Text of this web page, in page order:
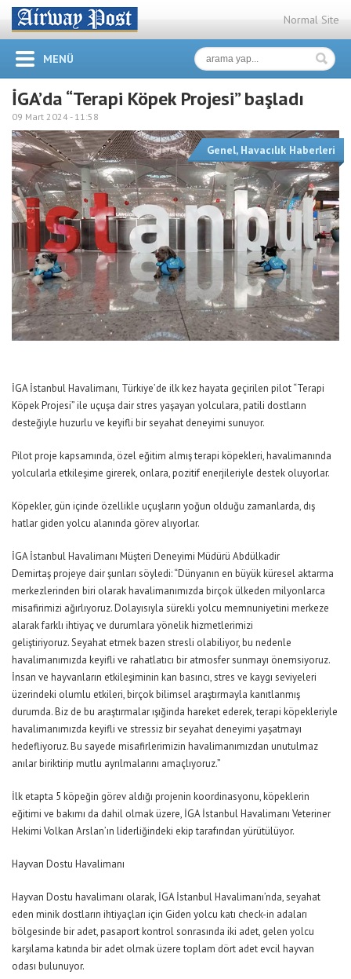
Normal Site
MENÜ
İGA’da “Terapi Köpek Projesi” başladı
09 Mart 2024 - 11:58
Genel, Havacılık Haberleri
İGA İstanbul Havalimanı, Türkiye’de ilk kez hayata geçirilen pilot “Terapi
Köpek Projesi” ile uçuşa dair stres yaşayan yolculara, patili dostların
desteğiyle huzurlu ve keyifli bir seyahat deneyimi sunuyor.
Pilot proje kapsamında, özel eğitim almış terapi köpekleri, havalimanında
yolcularla etkileşime girerek, onlara, pozitif enerjileriyle destek oluyorlar.
Köpekler, gün içinde özellikle uçuşların yoğun olduğu zamanlarda, dış
hatlar giden yolcu alanında görev alıyorlar.
İGA İstanbul Havalimanı Müşteri Deneyimi Müdürü Abdülkadir
Demirtaş projeye dair şunları söyledi:“Dünyanın en büyük küresel aktarma
merkezlerinden biri olarak havalimanımızda birçok ülkeden milyonlarca
misafirimizi ağırlıyoruz. Dolayısıyla sürekli yolcu memnuniyetini merkeze
alarak farklı ihtiyaç ve durumlara yönelik hizmetlerimizi
geliştiriyoruz. Seyahat etmek bazen stresli olabiliyor, bu nedenle
havalimanımızda keyifli ve rahatlatıcı bir atmosfer sunmayı önemsiyoruz.
İnsan ve hayvanların etkileşiminin kan basıncı, stres ve kaygı seviyeleri
üzerindeki olumlu etkileri, birçok bilimsel araştırmayla kanıtlanmış
durumda. Biz de bu araştırmalar ışığinda hareket ederek, terapi köpekleriyle
havalimanımızda keyifli ve stressiz bir seyahat deneyimi yaşatmayı
hedefliyoruz. Bu sayede misafirlerimizin havalimanımızdan unutulmaz
anılar biriktirip mutlu ayrılmalarını amaçlıyoruz.”
İlk etapta 5 köpeğin görev aldığı projenin koordinasyonu, köpeklerin
eğitimi ve bakımı da dahil olmak üzere, İGA İstanbul Havalimanı Veteriner
Hekimi Volkan Arslan’ın liderliğindeki ekip tarafından yürütülüyor.
Hayvan Dostu Havalimanı
Hayvan Dostu havalimanı olarak, İGA İstanbul Havalimanı’nda, seyahat
eden minik dostların ihtiyaçları için Giden yolcu katı check-in adaları
bölgesinde bir adet, pasaport kontrol sonrasında iki adet, gelen yolcu
karşılama katında bir adet olmak üzere toplam dört adet evcil hayvan
odası bulunuyor.